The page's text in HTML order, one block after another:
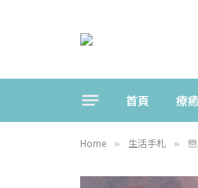
首頁 療
Home » 生活手札 »